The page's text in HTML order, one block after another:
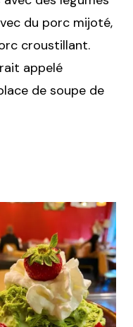
du porc mijoté,
croustillant.
appelé
de soupe de